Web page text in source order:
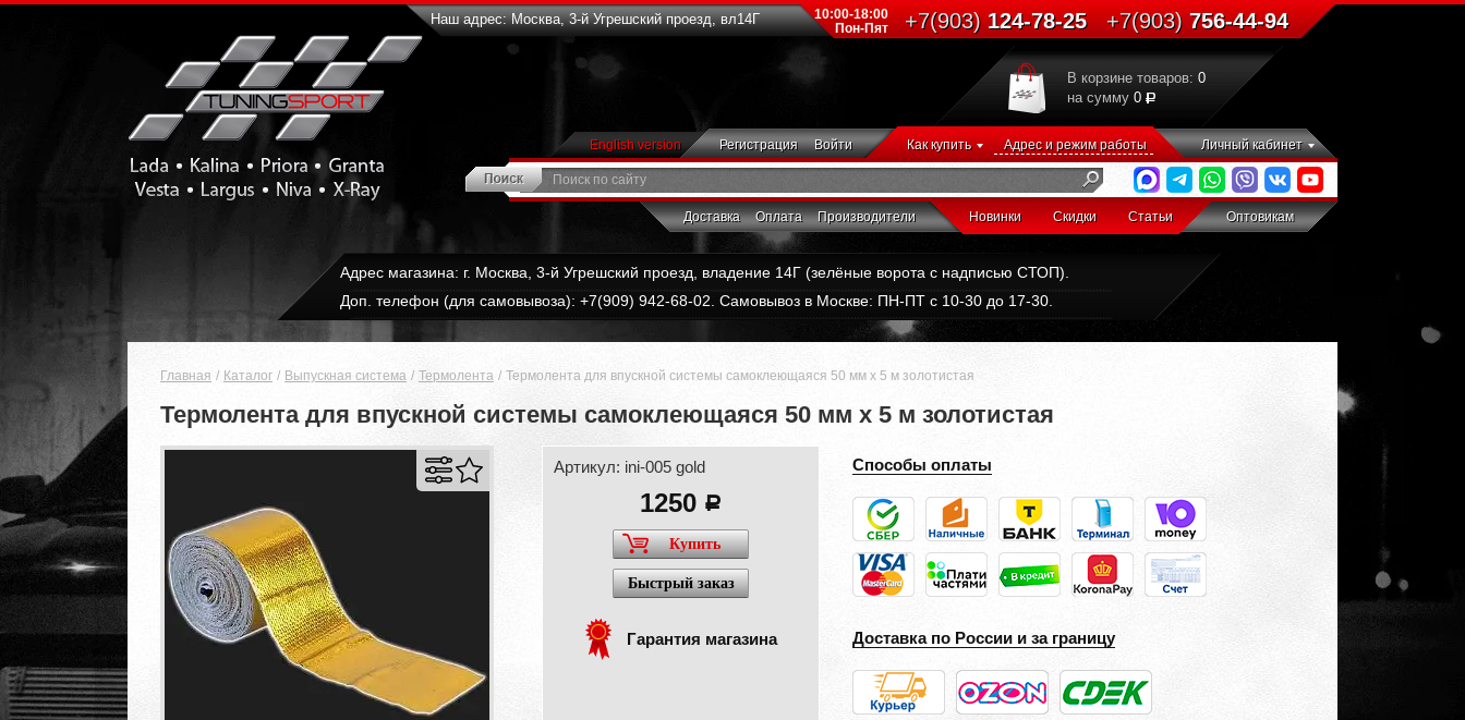
Наш адрес: Москва, 3-й Угрешский проезд, вл14Г
10:00-18:00
Пон-Пят
+7(903)124-78-25 +7(903)756-44-94
В корзине товаров: 0
на сумму 0
English version Регистрация Войти Как купить Адрес и режим работы Личный кабинет
Доставка Оплата Производители Новинки Скидки Статьи Оптовикам
Адрес магазина: г. Москва, 3-й Угрешский проезд, владение 14Г (зелёные ворота с надписью СТОП).
Доп. телефон (для самовывоза): +7(909) 942-68-02. Самовывоз в Москве: ПН-ПТ с 10-30 до 17-30.
Главная Каталог Выпускная система Термолента Термолента для впускной системы самоклеющаяся 50 мм x 5 м золотистая
Термолента для впускной системы самоклеющаяся 50 мм x 5 м золотистая
Артикул: ini-005 gold
1250 a
Купить
Быстрый заказ
Гарантия магазина
Способы оплаты
Доставка по России и за границу